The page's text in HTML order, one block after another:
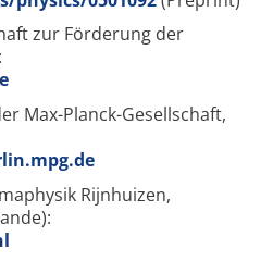
zur Förderung der
Max-Planck-Gesellschaft,
Rijnhuizen,